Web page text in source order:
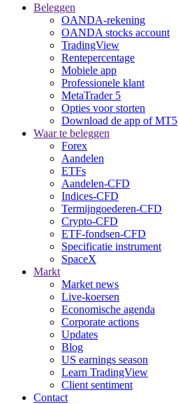
Beleggen
OANDA-rekening
OANDA stocks account
TradingView
Rentepercentage
Mobiele app
Professionele klant
MetaTrader 5
Opties voor storten
Download de app of MT5
Waar te beleggen
Forex
Aandelen
ETFs
Aandelen-CFD
Indices-CFD
Termijngoederen-CFD
Crypto-CFD
ETF-fondsen-CFD
Specificatie instrument
SpaceX
Markt
Market news
Live-koersen
Economische agenda
Corporate actions
Updates
Blog
US earnings season
Learn TradingView
Client sentiment
Contact